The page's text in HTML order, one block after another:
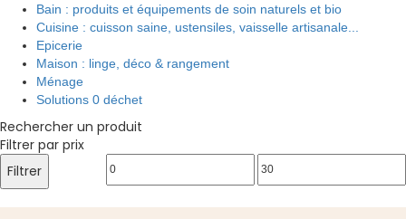
Bain : produits et équipements de soin naturels et bio
Cuisine : cuisson saine, ustensiles, vaisselle artisanale...
Epicerie
Maison : linge, déco & rangement
Ménage
Solutions 0 déchet
Rechercher un produit
Filtrer par prix
Prix Prix
Filtrer